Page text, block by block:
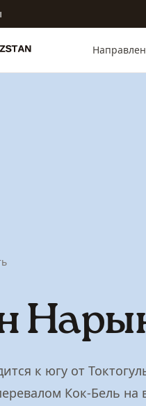
к югу от
Кок-Бель на